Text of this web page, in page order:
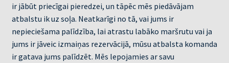
ir jābūt priecīgai pieredzei, un tāpēc mēs piedāvājam
atbalstu ik uz soļa. Neatkarīgi no tā, vai jums ir
nepieciešama palīdzība, lai atrastu labāko maršrutu vai ja
jums ir jāveic izmaiņas rezervācijā, mūsu atbalsta komanda
ir gatava jums palīdzēt. Mēs lepojamies ar savu